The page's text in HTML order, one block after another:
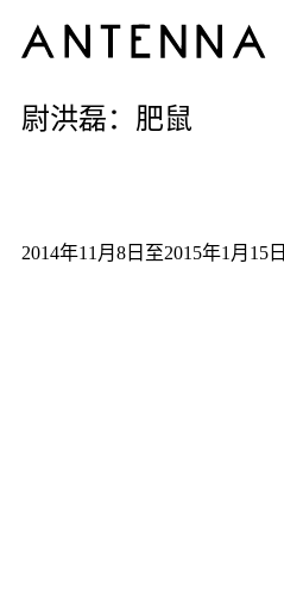
尉洪磊：肥鼠
2014年11月8日至2015年1月15日